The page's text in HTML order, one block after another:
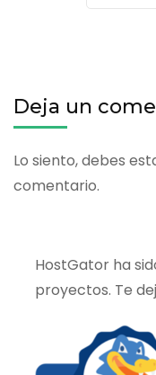
Deja un
Lo siento, debes
comentario.
HostGator ha
proyectos. Te